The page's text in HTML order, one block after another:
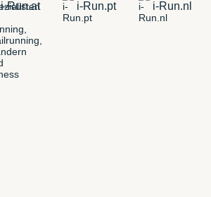
i-Run.at i-Run.pt i-Run.nl